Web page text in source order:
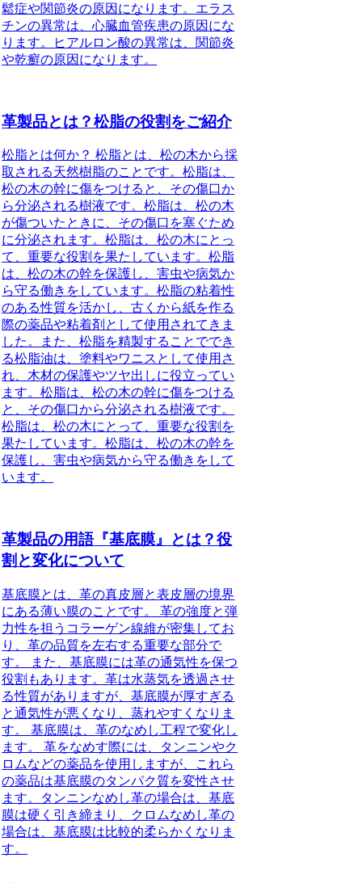
鬆症や関節炎の原因になります。エラス
チンの異常は、心臓血管疾患の原因にな
ります。ヒアルロン酸の異常は、関節炎
や乾癬の原因になります。
革製品とは？松脂の役割をご紹介
松脂とは何か？ 松脂とは、松の木から採
取される天然樹脂のことです。松脂は、
松の木の幹に傷をつけると、その傷口か
ら分泌される樹液です。松脂は、松の木
が傷ついたときに、その傷口を塞ぐため
に分泌されます。松脂は、松の木にとっ
て、重要な役割を果たしています。松脂
は、松の木の幹を保護し、害虫や病気か
ら守る働きをしています。松脂の粘着性
のある性質を活かし、古くから紙を作る
際の薬品や粘着剤として使用されてきま
した。また、松脂を精製することででき
る松脂油は、塗料やワニスとして使用さ
れ、木材の保護やツヤ出しに役立ってい
ます。松脂は、松の木の幹に傷をつける
と、その傷口から分泌される樹液です。
松脂は、松の木にとって、重要な役割を
果たしています。松脂は、松の木の幹を
保護し、害虫や病気から守る働きをして
います。
革製品の用語『基底膜』とは？役
割と変化について
基底膜とは、革の真皮層と表皮層の境界
にある薄い膜のことです。 革の強度と弾
力性を担うコラーゲン線維が密集してお
り、革の品質を左右する重要な部分で
す。 また、基底膜には革の通気性を保つ
役割もあります。革は水蒸気を透過させ
る性質がありますが、基底膜が厚すぎる
と通気性が悪くなり、蒸れやすくなりま
す。 基底膜は、革のなめし工程で変化し
ます。 革をなめす際には、タンニンやク
ロムなどの薬品を使用しますが、これら
の薬品は基底膜のタンパク質を変性させ
ます。タンニンなめし革の場合は、基底
膜は硬く引き締まり、クロムなめし革の
場合は、基底膜は比較的柔らかくなりま
す。